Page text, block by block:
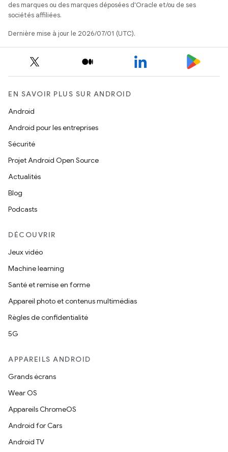
des marques ou des marques déposées d'Oracle et/ou de ses
sociétés affiliées.
Dernière mise à jour le 2026/07/01 (UTC).
EN SAVOIR PLUS SUR ANDROID
Android
Android pour les entreprises
Sécurité
Projet Android Open Source
Actualités
Blog
Podcasts
DÉCOUVRIR
Jeux vidéo
Machine learning
Santé et remise en forme
Appareil photo et contenus multimédias
Règles de confidentialité
5G
APPAREILS ANDROID
Grands écrans
Wear OS
Appareils ChromeOS
Android for Cars
Android TV